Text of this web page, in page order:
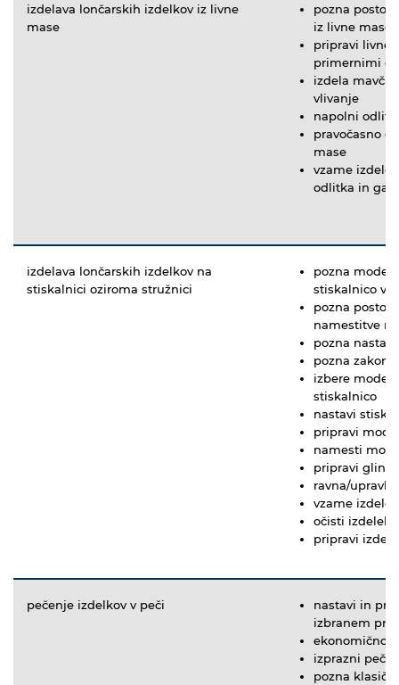
izdelava lončarskih izdelkov iz livne
mase
pozna
iz livne mase
pripravi livno
primernimi
izdela
vlivanje
napolni
pravočasno
mase
vzame
odlitka in ga
izdelava lončarskih izdelkov na
stiskalnici oziroma stružnici
pozna
stiskalnico v
pozna
namestitve
pozna
pozna
izbere model
stiskalnico
nastavi
pripravi
namesti
pripravi glino
ravna/
vzame
očisti izdelek
pripravi
pečenje izdelkov v peči
nastavi in
izbranem
ekonomično
izprazni peč
pozna